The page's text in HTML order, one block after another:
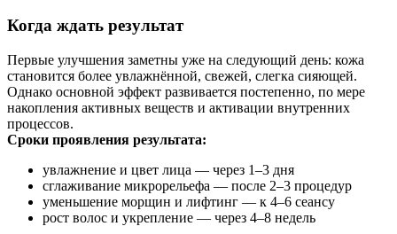
Когда ждать результат
Первые улучшения заметны уже на следующий день: кожа
становится более увлажнённой, свежей, слегка сияющей.
Однако основной эффект развивается постепенно, по мере
накопления активных веществ и активации внутренних
процессов.
Сроки проявления результата:
увлажнение и цвет лица — через 1–3 дня
сглаживание микрорельефа — после 2–3 процедур
уменьшение морщин и лифтинг — к 4–6 сеансу
рост волос и укрепление — через 4–8 недель